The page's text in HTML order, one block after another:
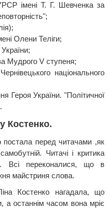
імені Т. Г. Шевченка за
Олени Теліги;
Мудрого V ступеня;
національного
Героя України. "Політичної
Костенко.
перед читачами ,як
Читачі і критика
Всі переконалися, що в
майстриня слова.
Костенко нагадала, що
а останнім часом вона мріє